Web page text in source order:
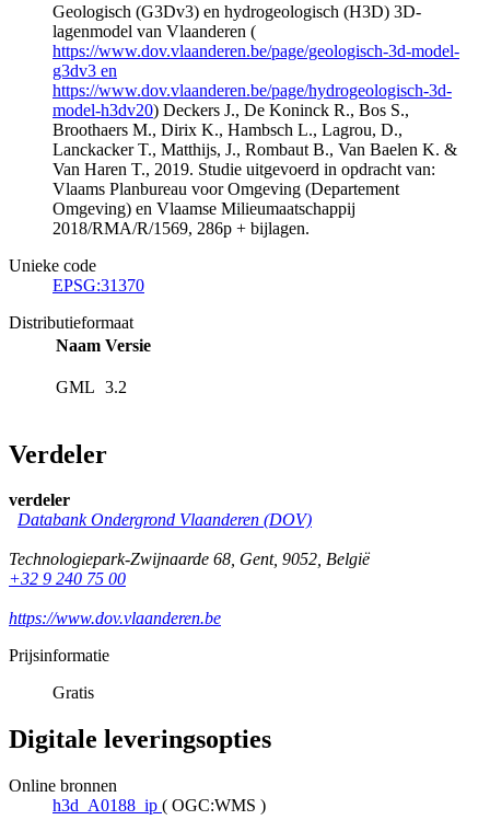
Geologisch (G3Dv3) en hydrogeologisch (H3D) 3D-
lagenmodel van Vlaanderen (
https://www.dov.vlaanderen.be/page/geologisch-3d-model-
g3dv3 en
https://www.dov.vlaanderen.be/page/hydrogeologisch-3d-
model-h3dv20) Deckers J., De Koninck R., Bos S.,
Broothaers M., Dirix K., Hambsch L., Lagrou, D.,
Lanckacker T., Matthijs, J., Rombaut B., Van Baelen K. &
Van Haren T., 2019. Studie uitgevoerd in opdracht van:
Vlaams Planbureau voor Omgeving (Departement
Omgeving) en Vlaamse Milieumaatschappij
2018/RMA/R/1569, 286p + bijlagen.
Unieke code
EPSG:31370
Distributieformaat
Naam Versie
GML 3.2
Verdeler
verdeler
Databank Ondergrond Vlaanderen (DOV)
Technologiepark-Zwijnaarde 68, Gent, 9052, België
+32 9 240 75 00
https://www.dov.vlaanderen.be
Prijsinformatie
Gratis
Digitale leveringsopties
Online bronnen
h3d_A0188_ip ( OGC:WMS )